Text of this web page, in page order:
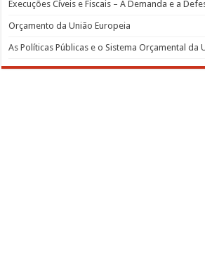
Execuções Cíveis e Fiscais – A Demanda e a
Orçamento da União Europeia
As Políticas Públicas e o Sistema Orçamental da